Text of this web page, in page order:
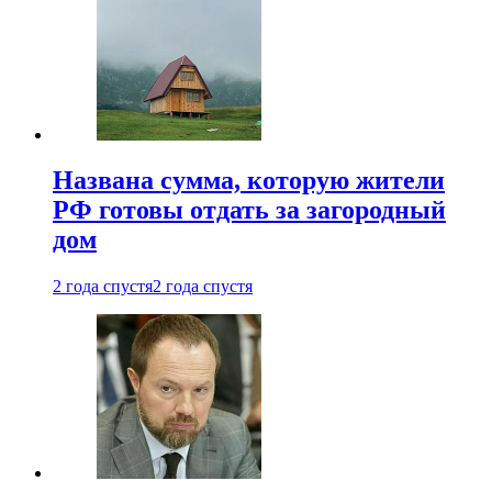
Названа сумма, которую жители
РФ готовы отдать за загородный
дом
2 года спустя2 года спустя